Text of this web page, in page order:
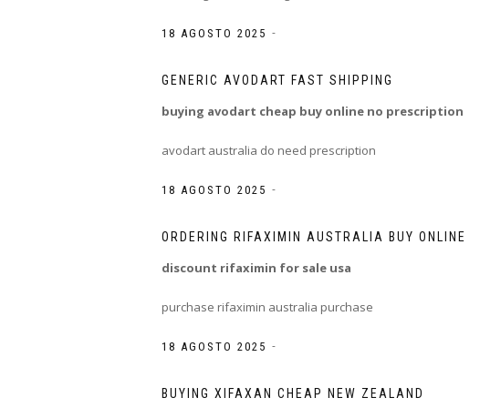
18 AGOSTO 2025 -
GENERIC AVODART FAST SHIPPING
buying avodart cheap buy online no prescription
avodart australia do need prescription
18 AGOSTO 2025 -
ORDERING RIFAXIMIN AUSTRALIA BUY ONLINE
discount rifaximin for sale usa
purchase rifaximin australia purchase
18 AGOSTO 2025 -
BUYING XIFAXAN CHEAP NEW ZEALAND